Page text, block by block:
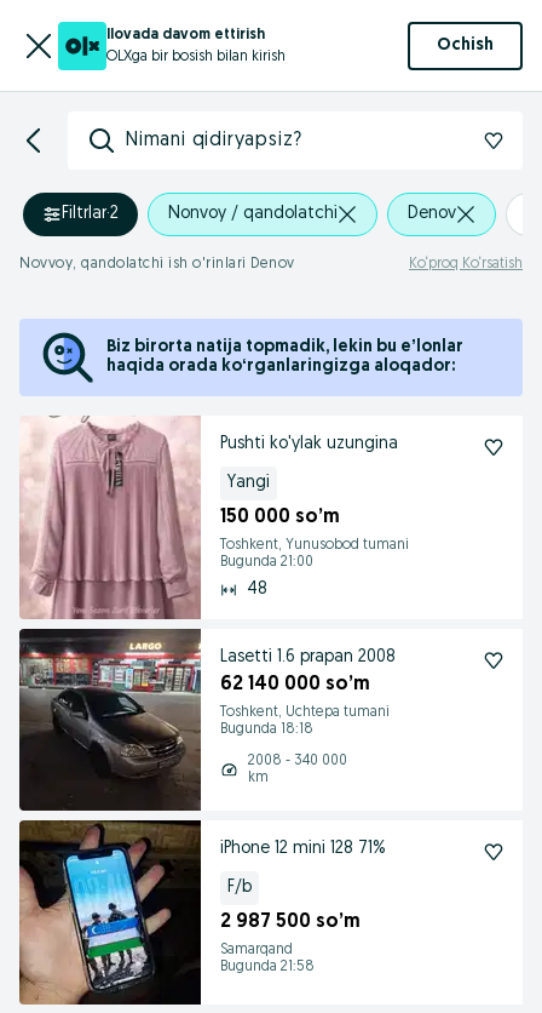
Ilovada davom ettirish
OLXga bir bosish bilan kirish
Ochish
Nimani qidiryapsiz?
Filtrlar·2 Nonvoy / qandolatchi Denov
Novvoy, qandolatchi ish o'rinlari Denov Ko‘proq Ko‘rsatish
Biz birorta natija topmadik, lekin bu eʼlonlar
haqida orada koʻrganlaringizga aloqador:
Pushti ko'ylak uzungina
Yangi
150 000 so’m
Toshkent, Yunusobod tumani
Bugunda 21:00
48
Lasetti 1.6 prapan 2008
62 140 000 so’m
Toshkent, Uchtepa tumani
Bugunda 18:18
2008 - 340 000
km
iPhone 12 mini 128 71%
F/b
2 987 500 so’m
Samarqand
Bugunda 21:58